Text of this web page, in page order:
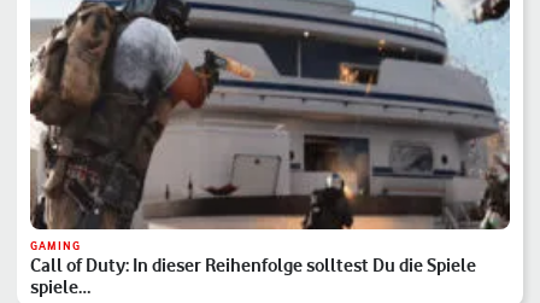
GAMING
Call of Duty: In dieser Reihenfolge solltest Du die Spiele
spiele…